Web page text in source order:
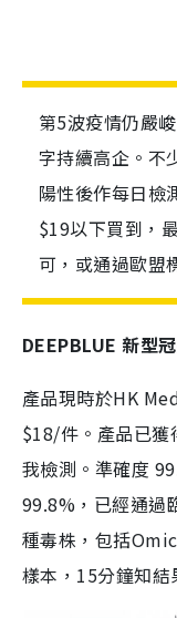
第5波疫情仍嚴
字持續高企。不
陽性後作每日檢
$19以下買到，
可，或通過歐盟
DEEPBLUE 新型
產品現時於HK
$18/件。產品已獲
我檢測。準確度
99.8%，已經通過
種毒株，包括
樣本，15分鐘知結